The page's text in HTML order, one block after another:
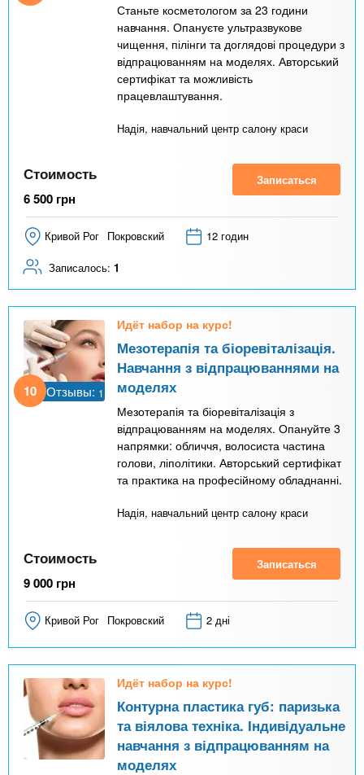
Станьте косметологом за 23 години
навчання. Опануєте ультразвукове
чищення, пілінги та доглядові процедури з
відпрацюванням на моделях. Авторський
сертифікат та можливість
працевлаштування.
Надія, навчальний центр салону краси
Стоимость
6 500 грн
Записаться
Кривой Рог Покровский 12 годин
Записалось: 1
10 Отзывы: 1
Идёт набор на курс!
Мезотерапія та біоревіталізація.
Навчання з відпрацюваннями на
моделях
Мезотерапія та біоревіталізація з
відпрацюванням на моделях. Опануйте 3
напрямки: обличчя, волосиста частина
голови, ліполітики. Авторський сертифікат
та практика на професійному обладнанні.
Надія, навчальний центр салону краси
Стоимость
9 000 грн
Записаться
Кривой Рог Покровский 2 дні
Идёт набор на курс!
Контурна пластика губ: паризька
та віялова техніка. Індивідуальне
навчання з відпрацюванням на
моделях